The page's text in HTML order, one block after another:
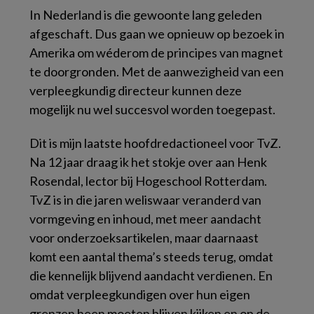
In Nederland is die gewoonte lang geleden
afgeschaft. Dus gaan we opnieuw op bezoek in
Amerika om wéderom de principes van magnet
te doorgronden. Met de aanwezigheid van een
verpleegkundig directeur kunnen deze
mogelijk nu wel succesvol worden toegepast.
Dit is mijn laatste hoofdredactioneel voor TvZ.
Na 12 jaar draag ik het stokje over aan Henk
Rosendal, lector bij Hogeschool Rotterdam.
TvZ is in die jaren weliswaar veranderd van
vormgeving en inhoud, met meer aandacht
voor onderzoeksartikelen, maar daarnaast
komt een aantal thema’s steeds terug, omdat
die kennelijk blijvend aandacht verdienen. En
omdat verpleegkundigen over hun eigen